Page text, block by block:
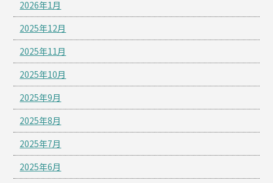
2026年1月
2025年12月
2025年11月
2025年10月
2025年9月
2025年8月
2025年7月
2025年6月